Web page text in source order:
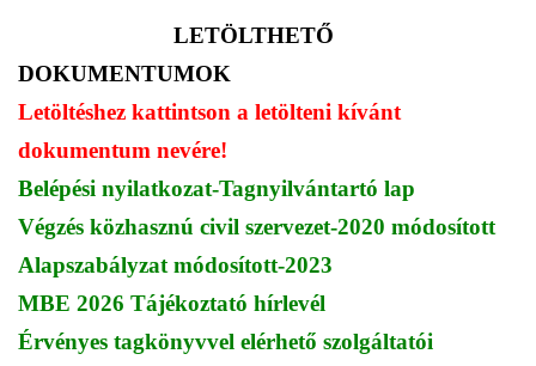
LETÖLTHETŐ
DOKUMENTUMOK
Letöltéshez kattintson a letölteni kívánt
dokumentum nevére!
Belépési nyilatkozat-Tagnyilvántartó lap
Végzés közhasznú civil szervezet-2020 módosított
Alapszabályzat módosított-2023
MBE 2026 Tájékoztató hírlevél
Érvényes tagkönyvvel elérhető szolgáltatói